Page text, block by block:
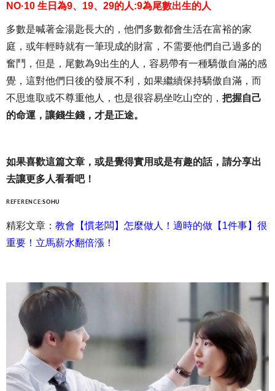
NO·10 生日為9、19、29的人:9為尾數出生的人
多數是喊著金湯匙長大的，他們多數都會生活在富裕的家
庭，或年輕時就有一筆現成的財富，不需要他們自己過多的
奮鬥，但是，尾數為9出生的人，容易帶有一種驕傲自滿的感
覺，這對他們日後的發展不利，如果繼續保持驕傲自滿，而
不思進取或不尊重他人，也是很容易坐吃山空的， 把握自己
的命運，讓錢生錢，才是正途。
如果喜歡這篇文章，或是覺得實用或是有趣的話，請分享出
去讓更多人看看吧！
REFERENCE:SOHU
精彩文章： 教會【慣老闆】怎麼做人！適時的做【1件事】很
重要！立馬薪水翻倍漲！